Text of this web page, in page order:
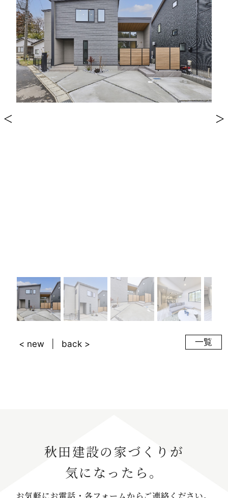
一覧
< new back >
秋田建設の家づくりが
気になったら。
お気軽にお電話・各フォームからご連絡ください。